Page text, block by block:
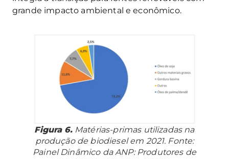
grande impacto ambiental e econômico.
Figura 6.Matérias-primas utilizadas na
produção de biodiesel em 2021. Fonte:
Painel Dinâmico da ANP: Produtores de